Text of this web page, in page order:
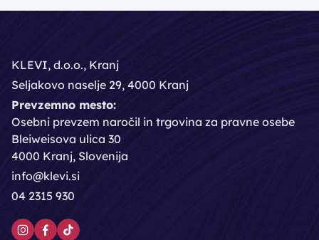
KLEVI, d.o.o., Kranj
Seljakovo naselje 29, 4000 Kranj
Prevzemno mesto:
Osebni prevzem naročil in trgovina za pravne osebe
Bleiweisova ulica 30
4000 Kranj, Slovenija
info@klevi.si
04 2315 930